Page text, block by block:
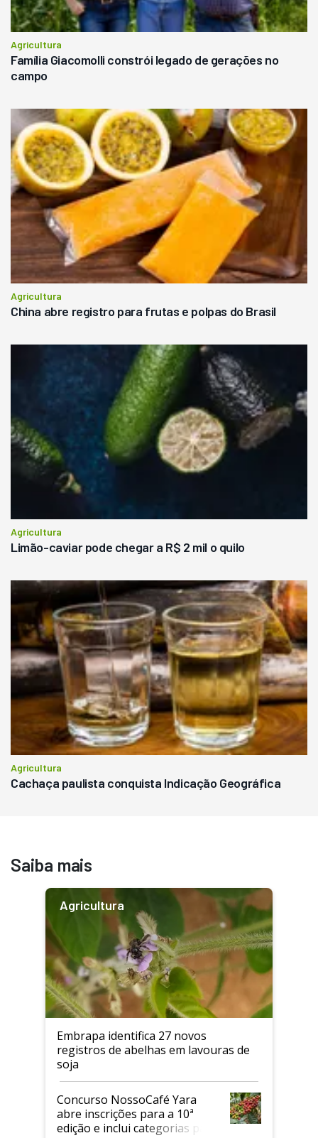
Agricultura
Família Giacomolli constrói legado de gerações no
campo
Agricultura
China abre registro para frutas e polpas do Brasil
Agricultura
Limão-caviar pode chegar a R$ 2 mil o quilo
Agricultura
Cachaça paulista conquista Indicação Geográfica
Saiba mais
Agricultura
Embrapa identifica 27 novos
registros de abelhas em lavouras de
soja
Concurso NossoCafé Yara
abre inscrições para a 10ª
edição e inclui categorias para